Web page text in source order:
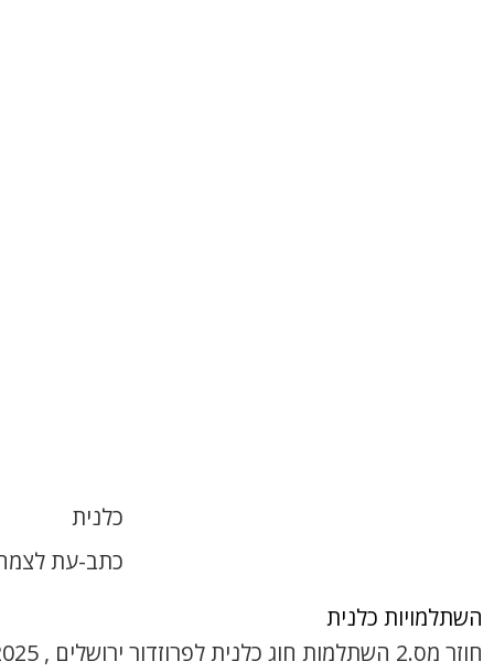
כלנית
כתב-עת
השתלמויות כלנית
חוזר מס.2 השתלמות חוג כלנית לפרוזדור ירושלים , 8.4.2025